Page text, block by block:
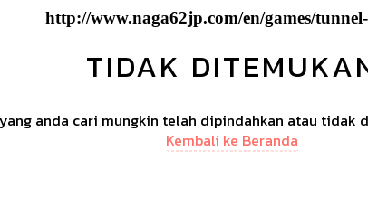
http://www.naga62jp.com/en/games/
TIDAK
anda cari mungkin telah dipindahkan atau tidak
Kembali ke Beranda